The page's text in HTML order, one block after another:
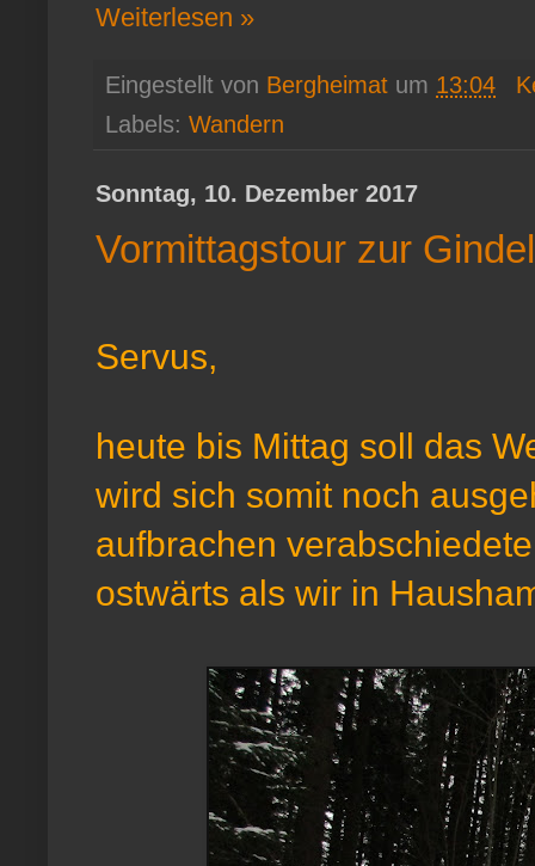
Weiterlesen »
Eingestellt von Bergheimat um 13:04
Labels: Wandern
Sonntag, 10. Dezember 2017
Vormittagstour zur
Servus,
heute bis Mittag soll das
wird sich somit noch
aufbrachen
ostwärts als wir in